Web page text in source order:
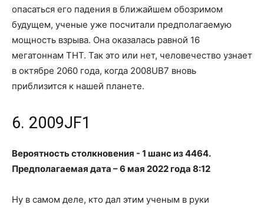
опасаться его падения в ближайшем обозримом
будущем, ученые уже посчитали предполагаемую
мощность взрыва. Она оказалась равной 16
мегатоннам ТНТ. Так это или нет, человечество узнает
в октябре 2060 года, когда 2008UB7 вновь
приблизится к нашей планете.
6. 2009JF1
Вероятность столкновения - 1 шанс из 4464.
Предполагаемая дата – 6 мая 2022 года 8:12
Ну в самом деле, кто дал этим ученым в руки